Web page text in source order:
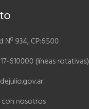
Nº 934, CP:6500
610000 (líneas rotativas)
con nosotros